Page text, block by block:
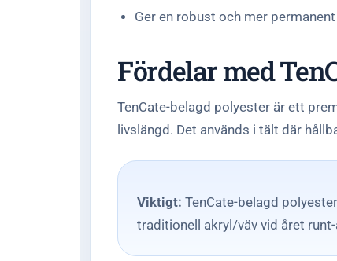
Ger en robust och mer
Fördelar med
TenCate-belagd polyester är ett
livslängd. Det används i tält där
Viktigt: TenCate-belagd
traditionell akryl/väv vid året